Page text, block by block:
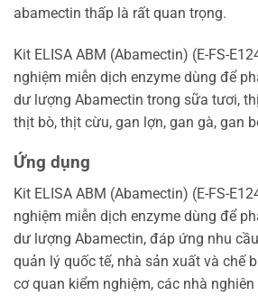
abamectin thấp là rất quan trọng.
Kit ELISA ABM (Abamectin) (E-FS-
nghiệm miễn dịch enzyme dùng để
dư lượng Abamectin trong sữa tươi,
thịt bò, thịt cừu, gan lợn, gan gà, gan
Ứng dụng
Kit ELISA ABM (Abamectin) (E-FS-
nghiệm miễn dịch enzyme dùng để
dư lượng Abamectin, đáp ứng nhu
quản lý quốc tế, nhà sản xuất và chế
cơ quan kiểm nghiệm, các nhà